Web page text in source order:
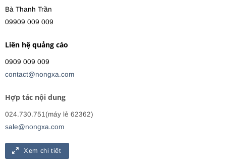
Bà Thanh Trần
09909 009 009
Liên hệ quảng cáo
0909 009 009
contact@nongxa.com
Hợp tác nội dung
024.730.751(máy lẻ 62362)
sale@nongxa.com
Xem chi tiết